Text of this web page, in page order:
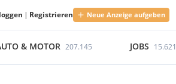
| Registrieren Neue Anzeige aufgeben
& MOTOR 207.145 JOBS 15.621